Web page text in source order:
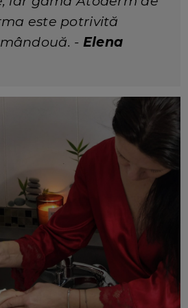
este potrivită
- Elena